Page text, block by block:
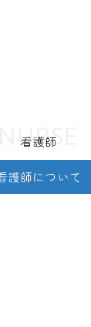
NURSE
看護師
護師について